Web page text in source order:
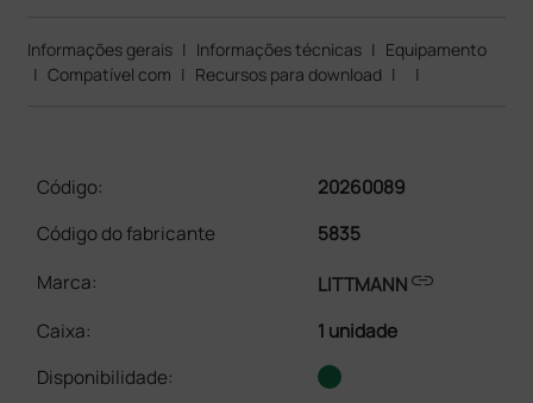
Informações gerais | Informações técnicas | Equipamento
| Compatível com | Recursos para download | |
Código:
20260089
Código do fabricante
5835
Marca:
LITTMANNlink
Caixa:
1 unidade
Disponibilidade: